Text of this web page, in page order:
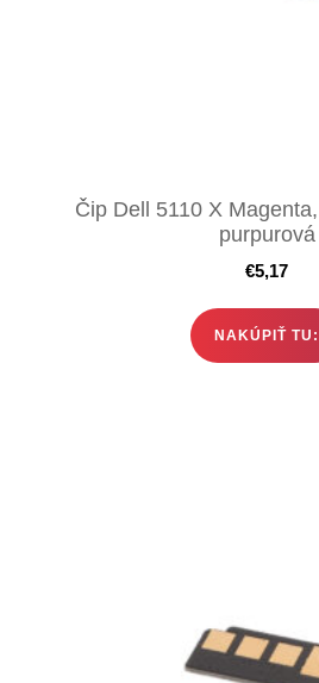
Čip Dell 5110 X
purpurová
€5,17
NAKÚPIŤ TU: